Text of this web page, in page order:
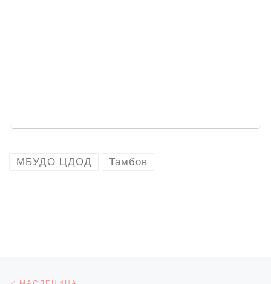
МБУДО ЦДОД Тамбов
Навигация по записям